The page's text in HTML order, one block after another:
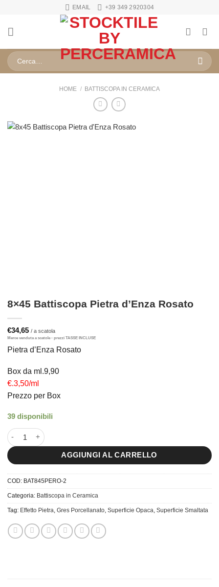
contenuti
EMAIL +39 349 2920304
Cerca:
HOME / BATTISCOPA IN CERAMICA
8×45 Battiscopa Pietra d’Enza Rosato
€34,65
Pietra d’Enza Rosato
Box da ml.9,90
€.3,50/ml
Prezzo per Box
39 disponibili
8x45 Battiscopa Pietra d'Enza Rosato quantità
AGGIUNGI AL CARRELLO
COD: BAT845PERO-2
Categoria: Battiscopa in Ceramica
Tag: Effetto Pietra, Gres Porcellanato, Superficie Opaca, Superficie Smaltata